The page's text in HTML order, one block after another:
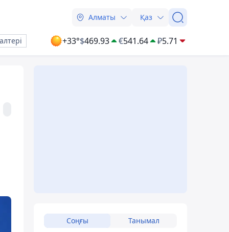
Алматы Қаз
+33°$469.93 €541.64 ₽5.71
Соңғы Танымал